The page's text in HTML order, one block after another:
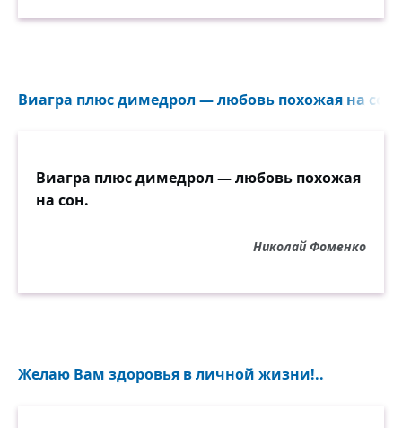
Виагра плюс димедрол — любовь похожая на
Виагра плюс димедрол — любовь похожая
на сон.
Николай Фоменко
Желаю Вам здоровья в личной жизни!..